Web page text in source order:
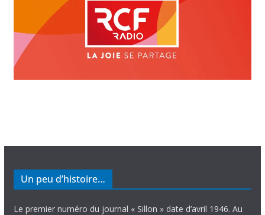
Un peu d’histoire…
Le premier numéro du journal « Sillon » date d’avril 1946. Au